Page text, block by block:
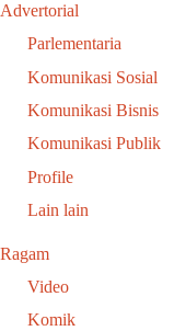
Advertorial
Parlementaria
Komunikasi Sosial
Komunikasi Bisnis
Komunikasi Publik
Profile
Lain lain
Ragam
Video
Komik